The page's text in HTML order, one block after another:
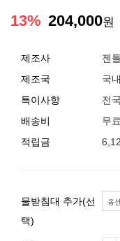
13% 204,000원
제조사
젠
제조국
국내
특이사항
전
배송비
무
적립금
물받침대 추가(선
택)